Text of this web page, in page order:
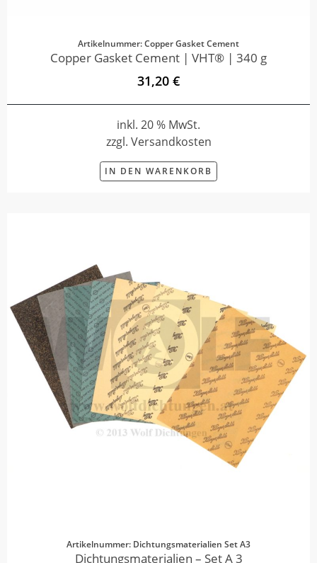
Artikelnummer: Copper Gasket Cement
Copper Gasket Cement | VHT® | 340 g
31,20 €
inkl. 20 % MwSt.
zzgl. Versandkosten
IN DEN WARENKORB
Artikelnummer: Dichtungsmaterialien Set A3
Dichtungsmaterialien – Set A 3